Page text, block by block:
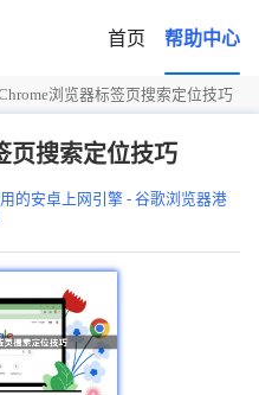
首页 帮助中心
浏览器标签页搜索定位技巧
页搜索定位技巧
的安卓上网引擎 - 谷歌浏览器港